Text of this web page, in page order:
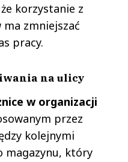
korzystanie z
zmniejszać
pracy.
na ulicy
w organizacji
przez
kolejnymi
magazynu, który